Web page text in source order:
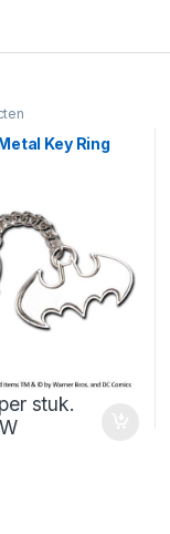
Key Ring
per stuk.